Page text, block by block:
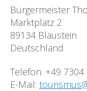
Bürgermeister
Marktplatz 2
89134 Blaustein
Deutschland
Telefon: +49 7304
E-Mail: